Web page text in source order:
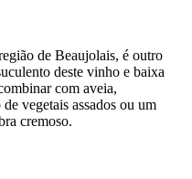
de Beaujolais, é outro
deste vinho e baixa
com aveia,
vegetais assados ou um
cremoso.